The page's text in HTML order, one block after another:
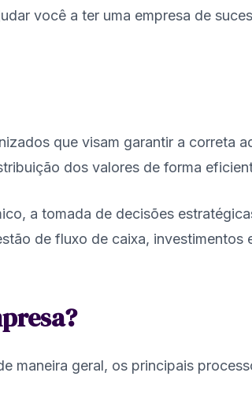
você a ter uma empresa de
que visam garantir a correta
dos valores de forma
a tomada de decisões
de fluxo de caixa, investimentos
maneira geral, os principais